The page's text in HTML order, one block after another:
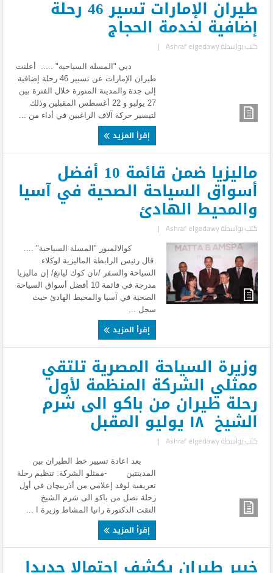
طيران الإمارات تسير 46 رحلة
إضافية لخدمة الحجاج
كتب بواسطةAshraf elgedawy
|
دبي "المسلة السياحية" ..... أعلنت
طيران الإمارات عن تسيير 46 رحلة إضافية
إلى جدة والمدينة المنورة خلال الفترة بين
27 يوليو و 22 أغسطس المقبلين وذلك
لتيسير حركة آلاف الراغبين في أداء من ...
إقرأ المزيد
ماليزيا ضمن قائمة 10 أفضل
أسواق السياحة الصحية في آسيا
والمحيط الهادئ
كتب بواسطةAshraf elgedawy
|
كوالالمبور "المسلة السياحية" ....
قال رئيس الرابطة الماليزية لوكلاء
السياحة والسفر /تان كوك ليانغ/ إن ماليزيا
مدرجة في قائمة 10 أفضل أسواق السياحة
الصحية في آسيا والمحيط الهادئ حيث
سجل ...
إقرأ المزيد
وزيرة السياحة المصرية تلتقي
ممثلي الشركة المنظمة لأول
رحلة طيران من باكو الى شرم
الشيخ ١٨ يوليو المقبل
كتب بواسطةAshraf elgedawy
|
بعد اعادة تسيير خط الطيران بين
المدينتين -ممثلو الشركة: تنظيم رحلة
تعريفية لوفد إعلامي من أذربيچان في أول
رحلة تصل من باكو الى شرم الشيخ
التقت الدكتورة رانيا المشاط وزيرة ا ...
إقرأ المزيد
خبير طيران يكشف احتمالا جديدا